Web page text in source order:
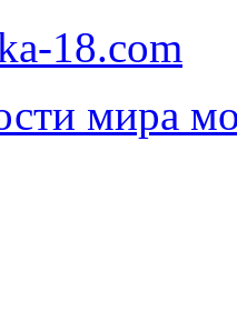
18.com
мира